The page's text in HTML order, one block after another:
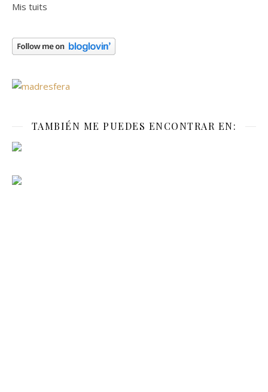
Mis tuits
TAMBIÉN ME PUEDES ENCONTRAR EN: